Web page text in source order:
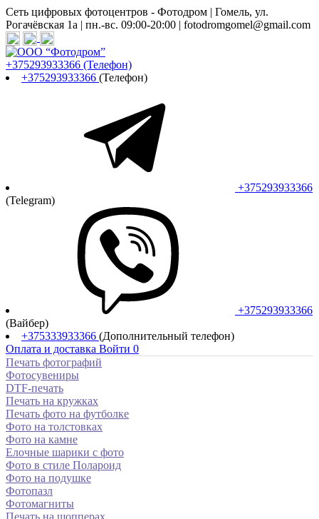
Сеть цифровых фотоцентров - Фотодром | Гомель, ул.
Рогачёвская 1а | пн.-вс. 09:00-20:00 | fotodromgomel@gmail.com
+375293933366 (Телефон)
+375293933366 (Телефон)
+375293933366
(Telegram)
+375293933366
(Вайбер)
+375333933366 (Дополнительный телефон)
Оплата и доставка Войти 0
Печать фотографий
Фотосувениры
DTF-печать
Печать на кружках
Печать фото на футболке
Фото на толстовках
Фото на камне
Елочные шарики с фото
Фото в стиле Полароид
Фото на подушке
Фотопазл
Фотомагниты